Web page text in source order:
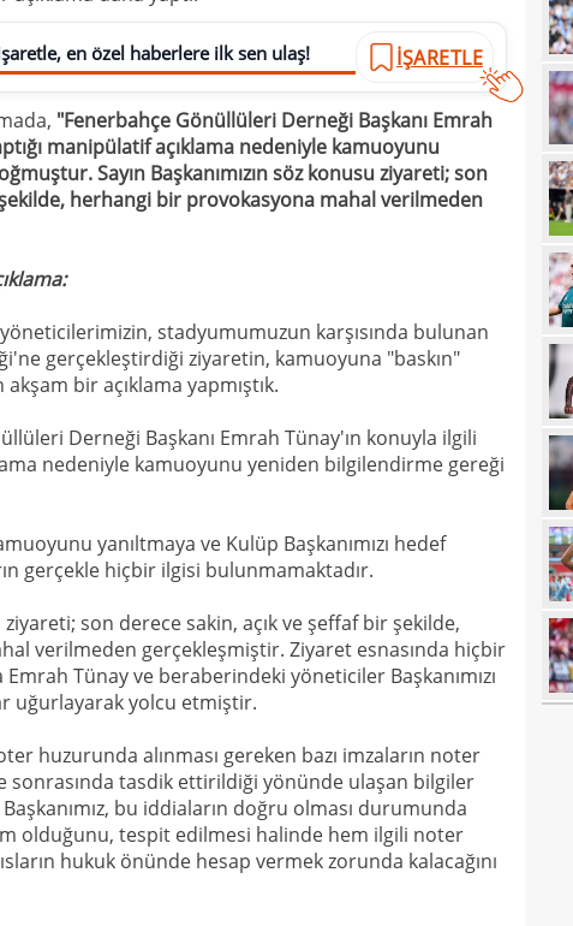
en özel haberlere ilk sen ulaş! İŞARETLE
"Fenerbahçe Gönüllüleri Derneği Başkanı Emrah
manipülatif açıklama nedeniyle kamuoyunu
Sayın Başkanımızın söz konusu ziyareti; son
herhangi bir provokasyona mahal verilmeden
yöneticilerimizin, stadyumumuzun karşısında bulunan
gerçekleştirdiği ziyaretin, kamuoyuna "baskın"
bir açıklama yapmıştık.
Derneği Başkanı Emrah Tünay'ın konuyla ilgili
nedeniyle kamuoyunu yeniden bilgilendirme gereği
yanıltmaya ve Kulüp Başkanımızı hedef
gerçekle hiçbir ilgisi bulunmamaktadır.
ziyareti; son derece sakin, açık ve şeffaf bir şekilde,
verilmeden gerçekleşmiştir. Ziyaret esnasında hiçbir
Tünay ve beraberindeki yöneticiler Başkanımızı
uğurlayarak yolcu etmiştir.
huzurunda alınması gereken bazı imzaların noter
sonrasında tasdik ettirildiği yönünde ulaşan bilgiler
bu iddiaların doğru olması durumunda
olduğunu, tespit edilmesi halinde hem ilgili noter
hukuk önünde hesap vermek zorunda kalacağını
ret!